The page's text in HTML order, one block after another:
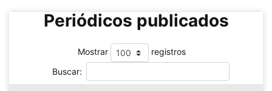
Periódicos publicados
Mostrar
registros
Buscar: